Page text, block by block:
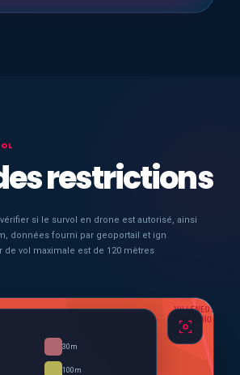
restrictions
si le survol en drone est autorisé, ainsi
données fourni par geoportail et ign
de vol maximale est de 120 mètres
30m
100m